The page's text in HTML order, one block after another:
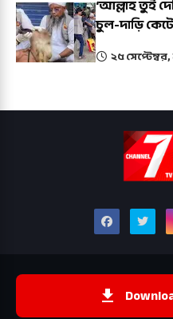
‘আল্লাহ তুই
চুল-দাড়ি
২৫